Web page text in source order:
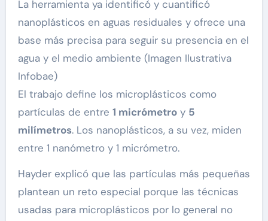
La herramienta ya identificó y cuantificó
nanoplásticos en aguas residuales y ofrece una
base más precisa para seguir su presencia en el
agua y el medio ambiente (Imagen Ilustrativa
Infobae)
El trabajo define los microplásticos como
partículas de entre 1 micrómetroy 5
milímetros. Los nanoplásticos, a su vez, miden
entre 1 nanómetro y 1 micrómetro.
Hayder explicó que las partículas más pequeñas
plantean un reto especial porque las técnicas
usadas para microplásticos por lo general no